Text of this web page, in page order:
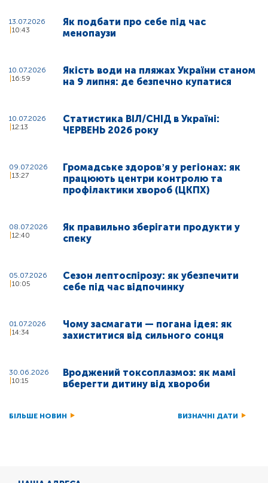
13.07.2026
10:43
Як подбати про себе під час
менопаузи
10.07.2026
16:59
Якість води на пляжах України станом
на 9 липня: де безпечно купатися
10.07.2026
12:13
Статистика ВІЛ/СНІД в Україні:
ЧЕРВЕНЬ 2026 року
09.07.2026
13:27
Громадське здоровʼя у регіонах: як
працюють центри контролю та
профілактики хвороб (ЦКПХ)
08.07.2026
12:40
Як правильно зберігати продукти у
спеку
05.07.2026
10:05
Сезон лептоспірозу: як убезпечити
себе під час відпочинку
01.07.2026
14:34
Чому засмагати — погана ідея: як
захиститися від сильного сонця
30.06.2026
10:15
Вроджений токсоплазмоз: як мамі
вберегти дитину від хвороби
БІЛЬШЕ НОВИН ВИЗНАЧНІ ДАТИ